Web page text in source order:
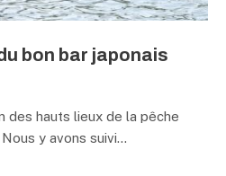
bon bar japonais
des hauts lieux de la pêche
y avons suivi…